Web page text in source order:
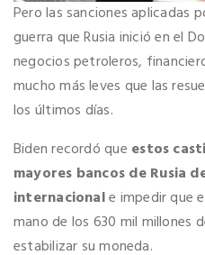
Pero las sanciones aplicadas
guerra que Rusia inició en el
negocios petroleros,
mucho más leves que las
los últimos días.
Biden recordó que estos
mayores bancos de Rusia
internacionale impedir que
mano de los 630 mil millones
estabilizar su moneda.